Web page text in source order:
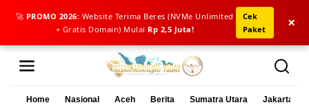
🚀 PROMO 2026: Website Terima Beres (NVMe Unlimited
+ Gratis Domain) Mulai Rp 2,5 Juta!
Cek
Paket
×
L
Home Nasional Aceh Berita Sumatra Utara Jakarta